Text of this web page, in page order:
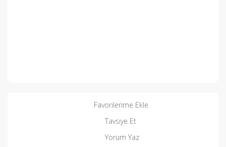
Favorilerime Ekle
Tavsiye Et
Yorum Yaz